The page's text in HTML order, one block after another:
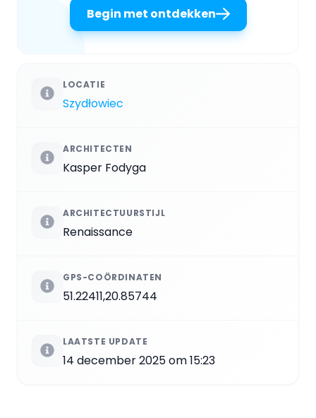
Begin met ontdekken
LOCATIE
Szydłowiec
ARCHITECTEN
Kasper Fodyga
ARCHITECTUURSTIJL
Renaissance
GPS-COÖRDINATEN
51.22411,20.85744
LAATSTE UPDATE
14 december 2025 om 15:23